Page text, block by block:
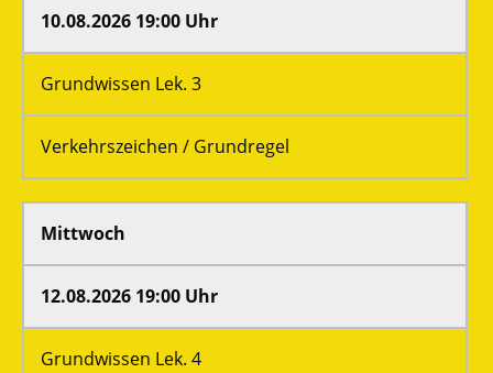
10.08.2026 19:00 Uhr
Grundwissen Lek. 3
Verkehrszeichen / Grundregel
Mittwoch
12.08.2026 19:00 Uhr
Grundwissen Lek. 4